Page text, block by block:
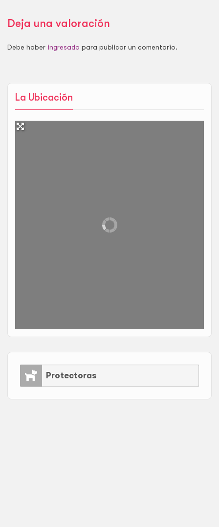
La Ubicación
Protectoras
Deja una valoración
Debe haber ingresado para publicar un comentario.